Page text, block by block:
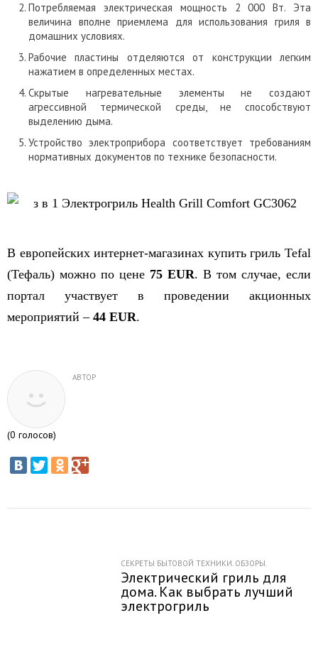
Потребляемая электрическая мощность 2 000 Вт. Эта
величина вполне приемлема для использования гриля в
домашних условиях.
Рабочие пластины отделяются от конструкции легким
нажатием в определенных местах.
Скрытые нагревательные элементы не создают
агрессивной термической среды, не способствуют
выделению дыма.
Устройство электроприбора соответствует требованиям
нормативных документов по технике безопасности.
В европейских интернет-магазинах купить гриль Tefal
(Тефаль) можно по цене 75 EUR. В том случае, если
портал участвует в проведении акционных
мероприятий – 44 EUR.
АВТОР
(0 голосов)
СЕКРЕТЫ БЫТОВОЙ ТЕХНИКИ. ОБЗОРЫ.
Электрический гриль для
дома. Как выбрать лучший
электрогриль